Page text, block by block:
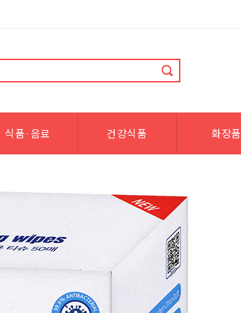
식품·음료 건강식품 화장품